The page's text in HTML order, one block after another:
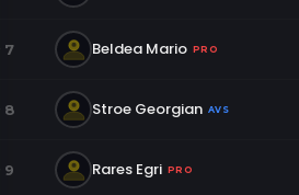
7 Beldea Mario PRO
8 Stroe Georgian AVS
9 Rares Egri PRO